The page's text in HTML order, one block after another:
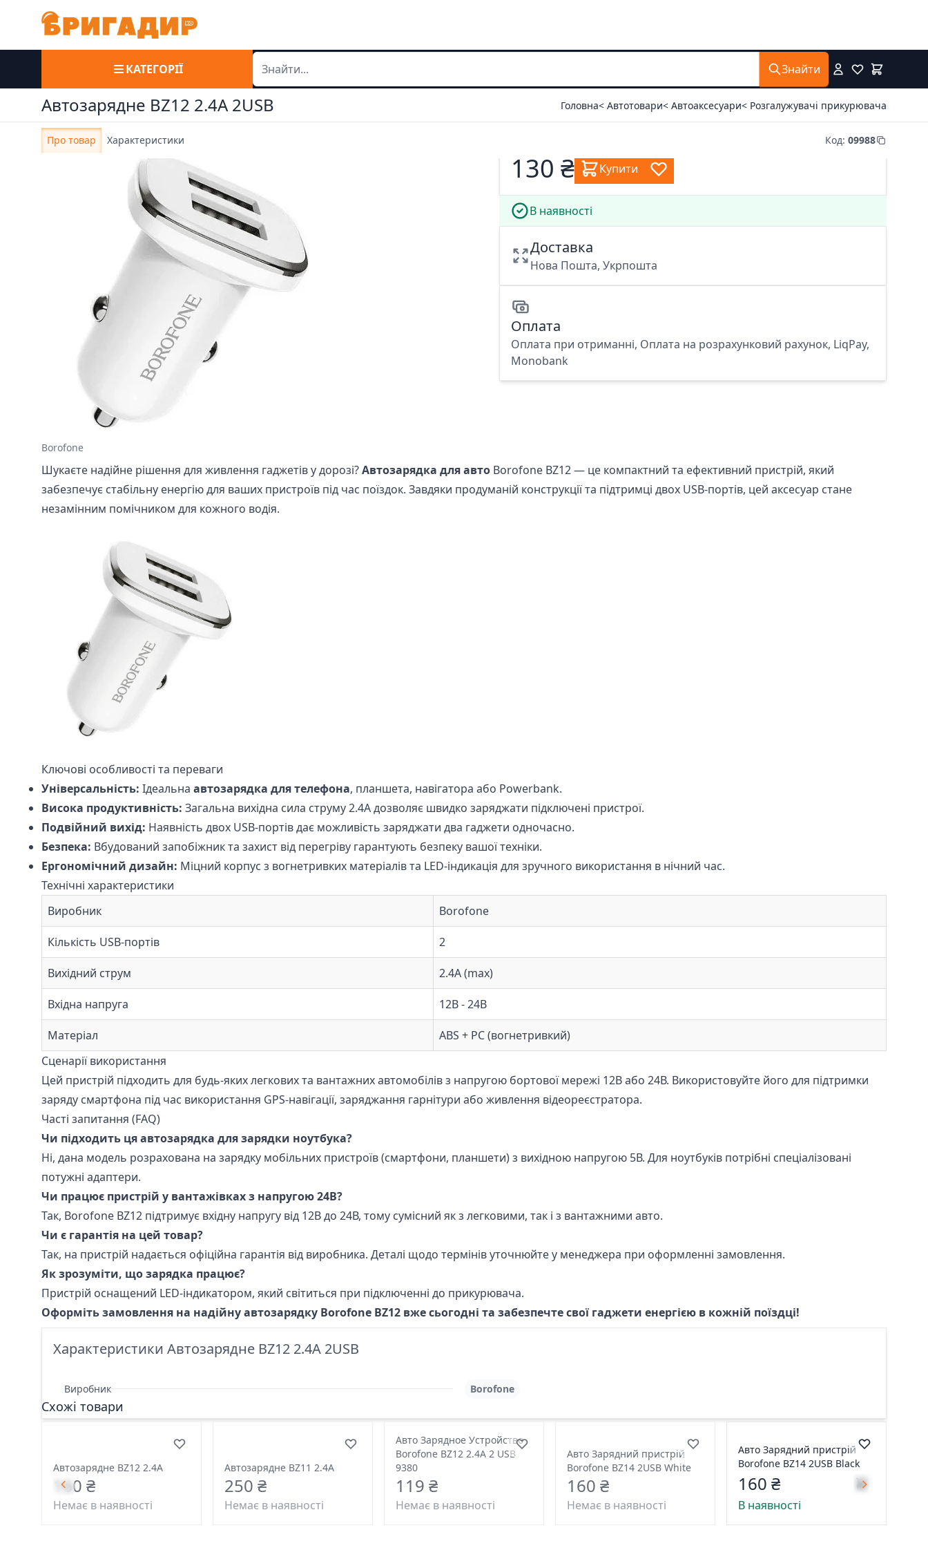
КАТЕГОРІЇ Знайти
Автозарядне BZ12 2.4A 2USB Головна< Автотовари< Автоаксесуари< Розгалужувачі прикурювача
Про товар Характеристики Код: 09988
Borofone
130 ₴ Купити
В наявності
Доставка
Нова Пошта, Укрпошта
Оплата
Оплата при отриманні, Оплата на розрахунковий рахунок, LiqPay,
Monobank
Шукаєте надійне рішення для живлення гаджетів у дорозі?Автозарядка для авто Borofone BZ12 — це компактний та ефективний пристрій, який
забезпечує стабільну енергію для ваших пристроїв під час поїздок. Завдяки продуманій конструкції та підтримці двох USB-портів, цей аксесуар стане
незамінним помічником для кожного водія.
Ключові особливості та переваги
Універсальність: Ідеальна автозарядка для телефона, планшета, навігатора або Powerbank.
Висока продуктивність: Загальна вихідна сила струму 2.4А дозволяє швидко заряджати підключені пристрої.
Подвійний вихід: Наявність двох USB-портів дає можливість заряджати два гаджети одночасно.
Безпека: Вбудований запобіжник та захист від перегріву гарантують безпеку вашої техніки.
Ергономічний дизайн: Міцний корпус з вогнетривких матеріалів та LED-індикація для зручного використання в нічний час.
Технічні характеристики
Виробник
Borofone
Кількість USB-портів 2
Вихідний струм 2.4А (max)
Вхідна напруга 12В - 24В
Матеріал
ABS + PC (вогнетривкий)
Сценарії використання
Цей пристрій підходить для будь-яких легкових та вантажних автомобілів з напругою бортової мережі 12В або 24В. Використовуйте його для підтримки
заряду смартфона під час використання GPS-навігації, заряджання гарнітури або живлення відеореєстратора.
Часті запитання (FAQ)
Чи підходить ця автозарядка для зарядки ноутбука?
Ні, дана модель розрахована на зарядку мобільних пристроїв (смартфони, планшети) з вихідною напругою 5В. Для ноутбуків потрібні спеціалізовані
потужні адаптери.
Чи працює пристрій у вантажівках з напругою 24В?
Так, Borofone BZ12 підтримує вхідну напругу від 12В до 24В, тому сумісний як з легковими, так і з вантажними авто.
Чи є гарантія на цей товар?
Так, на пристрій надається офіційна гарантія від виробника. Деталі щодо термінів уточнюйте у менеджера при оформленні замовлення.
Як зрозуміти, що зарядка працює?
Пристрій оснащений LED-індикатором, який світиться при підключенні до прикурювача.
Оформіть замовлення на надійну автозарядку Borofone BZ12 вже сьогодні та забезпечте свої гаджети енергією в кожній поїздці!
Характеристики Автозарядне BZ12 2.4A 2USB
Виробник Borofone
Схожі товари
Автозарядне BZ12 2.4A
160 ₴
Немає в наявності
Автозарядне BZ11 2.4A
250 ₴
Немає в наявності
Авто Зарядное Устройство
Borofone BZ12 2.4A 2 USB
9380
119 ₴
Немає в наявності
Авто Зарядний пристрій
Borofone BZ14 2USB White
160 ₴
Немає в наявності
Авто Зарядний пристрій
Borofone BZ14 2USB Black
160 ₴
В наявності